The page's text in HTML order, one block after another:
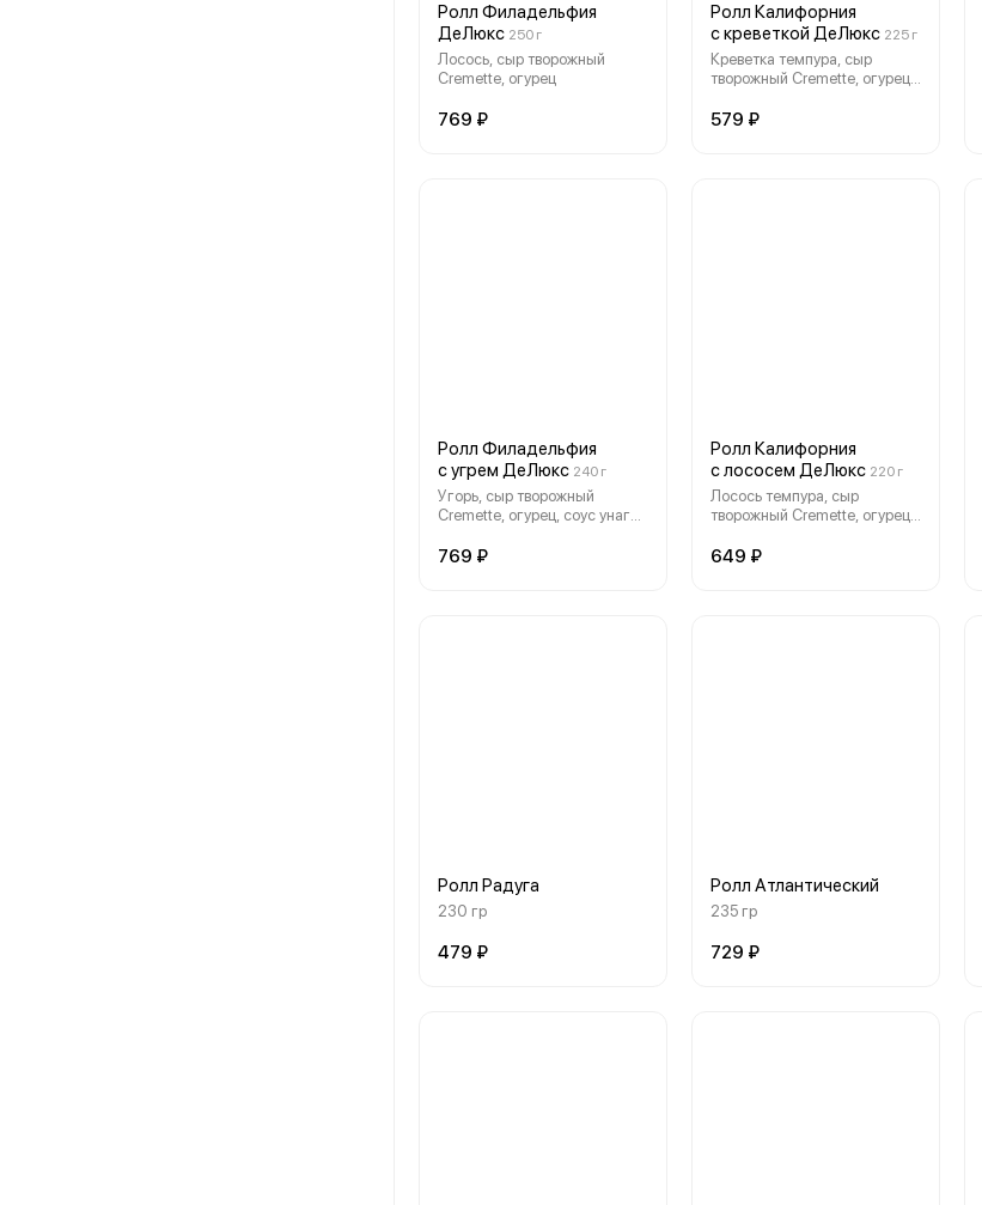
Ролл Филадельфия
ДеЛюкс 250 г
Лосось, сыр творожный
Cremette, огурец
769 ₽
Ролл Калифорния
с креветкой ДеЛюкс 225 г
Креветка темпура, сыр
творожный Cremette, огурец,
579 ₽
Ролл Филадельфия
с угрем ДеЛюкс 240 г
Угорь, сыр творожный
Cremette, огурец, соус унаги,
769 ₽
Ролл Калифорния
с лососем ДеЛюкс 220 г
Лосось темпура, сыр
творожный Cremette, огурец,
649 ₽
Ролл Радуга
230 гр
479 ₽
Ролл Атлантический
235 гр
729 ₽